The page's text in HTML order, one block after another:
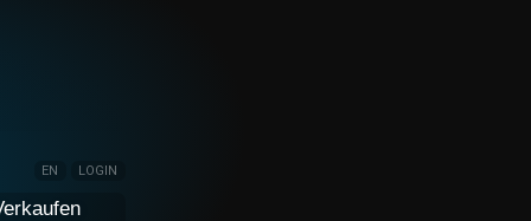
EN LOGIN